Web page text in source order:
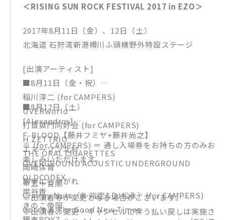
＜RISING SUN ROCK FESTIVAL 2017 in EZO＞
2017年8月11日（金）、12日（土）
北海道 石狩湾新港樽川ふ頭横野外特設ステージ
[出演アーティスト]
■8月11日（金・祝）
稲川淳二 (for CAMPERS)
UVERworld
打首獄門同好会 (for CAMPERS)
H ZETTRIO
THE ORAL CIGARETTES
岡崎体育
勝手にしやがれ
Creepy Nuts（R-指定&DJ松永）(for CAMPERS)
Gotch & The Good New Times
■8月12日（土）
[Alexandros]
F-BLOOD【藤井フミヤ+藤井尚之】
エマーソン北村
OVERGROUND ACOUSTIC UNDERGROUND
OLDCODEX
岸谷香
きのこ帝国
※ (for CAMPERS) ＝ 通し入場券をお持ちの方のみお
楽しみいただけます。
※五十音順
※出演者等が変更となる場合がございます。
※出演者の変更・キャンセルに伴う払い戻しは実施さ